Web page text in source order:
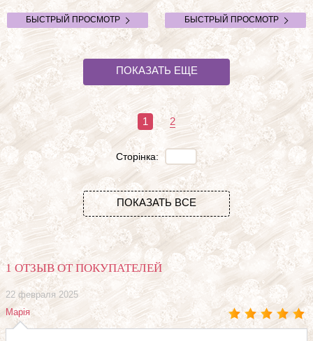
БЫСТРЫЙ ПРОСМОТР БЫСТРЫЙ ПРОСМОТР
ПОКАЗАТЬ ЕЩЕ
1 2
Сторінка:
ПОКАЗАТЬ ВСЕ
1 ОТЗЫВ ОТ ПОКУПАТЕЛЕЙ
22 февраля 2025
Марія